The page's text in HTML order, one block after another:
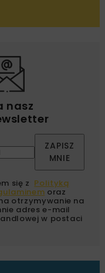
nasz
ZAPISZ
MNIE
się z Polityką
oraz
otrzymywanie na
adres e-mail
w postaci